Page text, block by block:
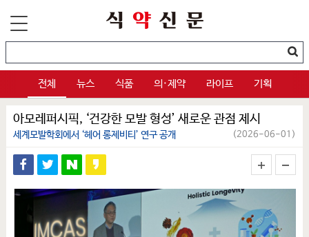
전체 뉴스 식품 의·제약 라이프 기획
아모레퍼시픽, ‘건강한 모발 형성’ 새로운 관점 제시
세계모발학회에서 ‘헤어 롱제비티’ 연구 공개 (2026-06-01)